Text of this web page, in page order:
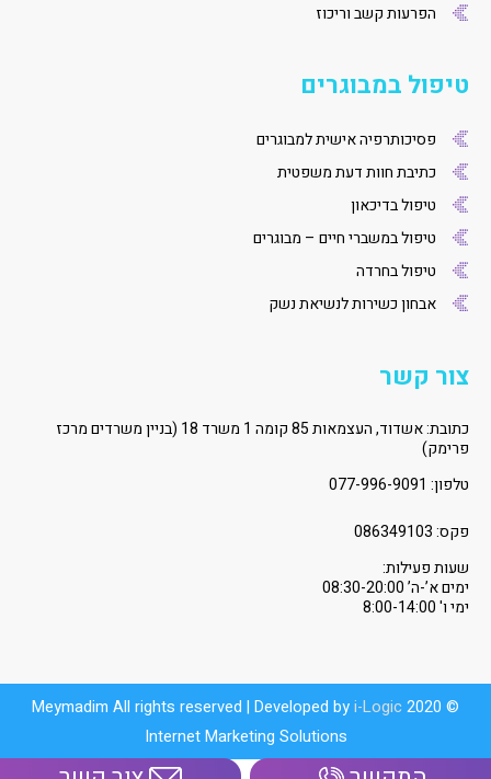
הפרעות קשב וריכוז
טיפול במבוגרים
פסיכותרפיה אישית למבוגרים
כתיבת חוות דעת משפטית
טיפול בדיכאון
טיפול במשברי חיים – מבוגרים
טיפול בחרדה
אבחון כשירות לנשיאת נשק
צור קשר
כתובת: אשדוד, העצמאות 85 קומה 1 משרד 18 (בניין משרדים מרכז
פרימק)
טלפון: 077-996-9091
פקס: 086349103
שעות פעילות:
ימים א’-ה’ 08:30-20:00
ימי ו' 8:00-14:00
© 2020 Meymadim All rights reserved | Developed by
i-Logic
Internet Marketing Solutions